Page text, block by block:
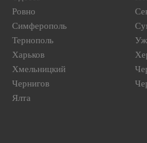
Ровно
Симферополь
Тернополь
Харьков
Хмельницкий
Чернигов
Ялта